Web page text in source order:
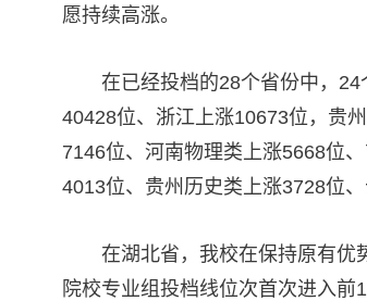
愿持续高涨。
在已经投档的28个省份中，
40428位、浙江上涨10673位，贵
7146位、河南物理类上涨5668位
4013位、贵州历史类上涨3728位
在湖北省，我校在保持原有优
院校专业组投档线位次首次进入